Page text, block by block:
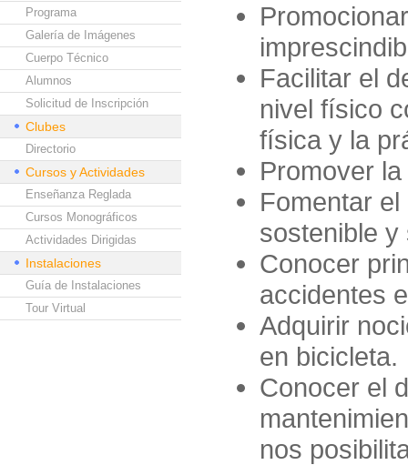
Programa
Galería de Imágenes
Cuerpo Técnico
Alumnos
Solicitud de Inscripción
Clubes
Directorio
Cursos y Actividades
Enseñanza Reglada
Cursos Monográficos
Actividades Dirigidas
Instalaciones
Guía de Instalaciones
Tour Virtual
Facilitar el
nivel físico
física y la
Promover
Fomentar
sostenible y
Conocer
accidentes
Adquirir
en bicicleta.
Conocer el
nos